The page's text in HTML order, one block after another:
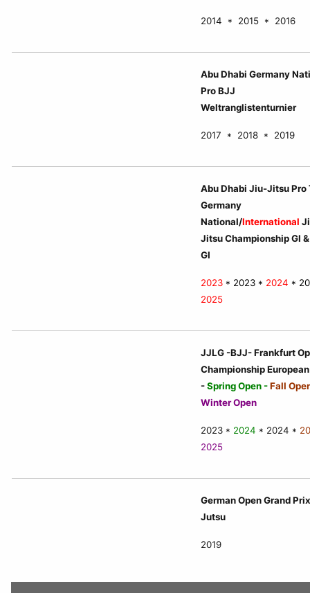
2014 * 2015 * 2016
Abu Dhabi Germany
Pro BJJ
Weltranglistenturnier
2017 * 2018 * 2019
Abu Dhabi Jiu-Jitsu Pro
Germany
National/International
Jitsu Championship GI &
GI
2023 * 2023 * 2024 *
2025
JJLG -BJJ- Frankfurt
Championship
-Spring Open -Fall
Winter Open
2023 * 2024 * 2024 *
2025
German Open Grand
Jutsu
2019